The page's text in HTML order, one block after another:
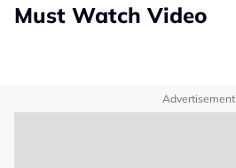
Must Watch Video
Advertisement